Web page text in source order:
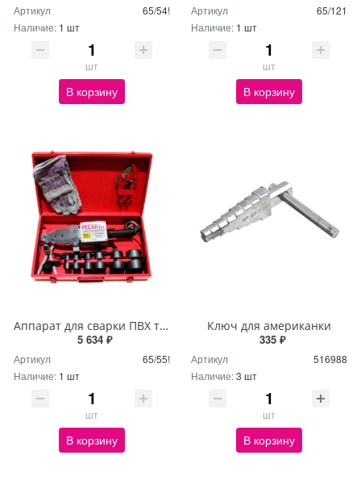
Артикул
65/54!
Наличие: 1 шт
шт
В корзину
Артикул
65/121
Наличие: 1 шт
шт
В корзину
Аппарат для сварки ПВХ труб АСПТ-2000 Ресанта
5 634 ₽
Артикул
65/55!
Наличие: 1 шт
шт
В корзину
Ключ для американки
335 ₽
Артикул
516988
Наличие:3 шт
шт
В корзину